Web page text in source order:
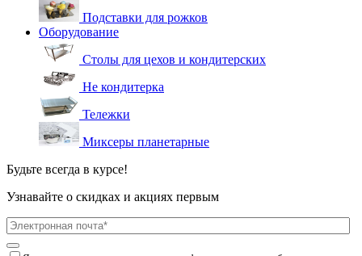
Подставки для рожков
Оборудование
Столы для цехов и кондитерских
Не кондитерка
Тележки
Миксеры планетарные
Будьте всегда в курсе!
Узнавайте о скидках и акциях первым